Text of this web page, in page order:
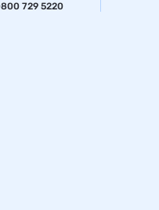
729 5220